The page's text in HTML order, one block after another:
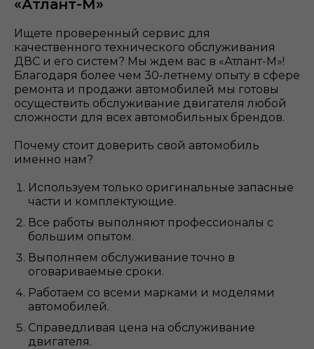
«Атлант-М»
Ищете проверенный сервис для
качественного технического обслуживания
ДВС и его систем? Мы ждем вас в «Атлант-М»!
Благодаря более чем 30-летнему опыту в сфере
ремонта и продажи автомобилей мы готовы
осуществить обслуживание двигателя любой
сложности для всех автомобильных брендов.
Почему стоит доверить свой автомобиль
именно нам?
Используем только оригинальные запасные
части и комплектующие.
Все работы выполняют профессионалы с
большим опытом.
Выполняем обслуживание точно в
оговариваемые сроки.
Работаем со всеми марками и моделями
автомобилей.
Справедливая цена на обслуживание
двигателя.